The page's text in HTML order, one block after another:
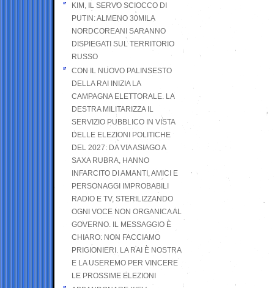
KIM, IL SERVO SCIOCCO DI
PUTIN: ALMENO 30MILA
NORDCOREANI SARANNO
DISPIEGATI SUL TERRITORIO
RUSSO
CON IL NUOVO PALINSESTO
DELLA RAI INIZIA LA
CAMPAGNA ELETTORALE. LA
DESTRA MILITARIZZA IL
SERVIZIO PUBBLICO IN VISTA
DELLE ELEZIONI POLITICHE
DEL 2027: DA VIA ASIAGO A
SAXA RUBRA, HANNO
INFARCITO DI AMANTI, AMICI E
PERSONAGGI IMPROBABILI
RADIO E TV, STERILIZZANDO
OGNI VOCE NON ORGANICA AL
GOVERNO. IL MESSAGGIO È
CHIARO: NON FACCIAMO
PRIGIONIERI. LA RAI È NOSTRA
E LA USEREMO PER VINCERE
LE PROSSIME ELEZIONI